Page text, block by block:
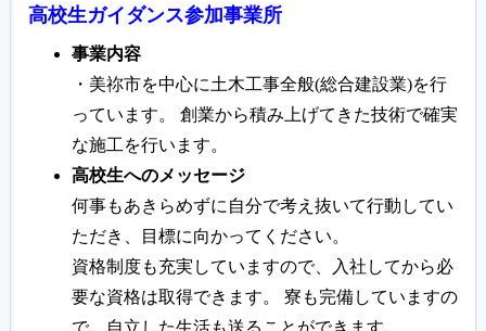
高校生ガイダンス参加事業所
事業内容
・美祢市を中心に土木工事全般(総合建設業)を行
っています。 創業から積み上げてきた技術で確実
な施工を行います。
高校生へのメッセージ
何事もあきらめずに自分で考え抜いて行動してい
ただき、目標に向かってください。
資格制度も充実していますので、入社してから必
要な資格は取得できます。 寮も完備していますの
で、自立した生活も送ることができます。